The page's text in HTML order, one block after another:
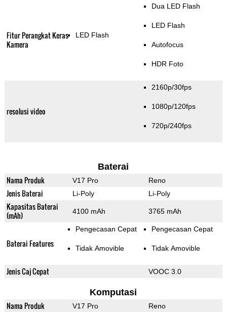
Fitur Perangkat Keras
Kamera
LED Flash
Dua LED Flash
LED Flash
Autofocus
HDR Foto
resolusi video
2160p/30fps
1080p/120fps
720p/240fps
Baterai
Nama Produk V17 Pro Reno
Jenis Baterai Li-Poly Li-Poly
Kapasitas Baterai
(mAh)
4100 mAh 3765 mAh
Baterai Features
Pengecasan Cepat
Tidak Amovible
Pengecasan Cepat
Tidak Amovible
Jenis Caj Cepat VOOC 3.0
Komputasi
Nama Produk V17 Pro Reno